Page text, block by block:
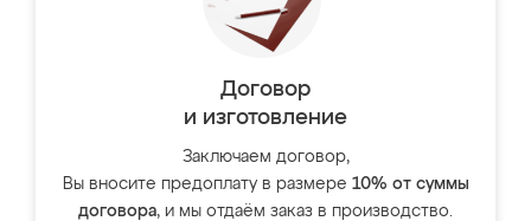
Договор
и изготовление
Заключаем договор,
Вы вносите предоплату в размере 10% от суммы
договора, и мы отдаём заказ в производство.